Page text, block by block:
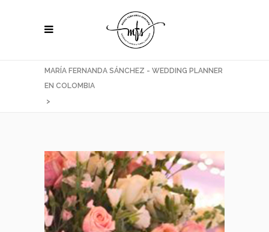
MARÍA FERNANDA SÁNCHEZ - WEDDING PLANNER
EN COLOMBIA
>